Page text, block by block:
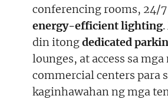
conferencing rooms, 24/
energy-efficient lighting
din itongdedicated
lounges, at access sa mga
commercial centers para
kaginhawahan ng mga